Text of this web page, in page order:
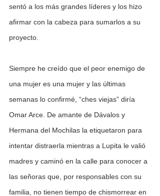
sentó a los más grandes líderes y los hizo
afirmar con la cabeza para sumarlos a su
proyecto.
Siempre he creído que el peor enemigo de
una mujer es una mujer y las últimas
semanas lo confirmé, “ches viejas” diría
Omar Arce. De amante de Dávalos y
Hermana del Mochilas la etiquetaron para
intentar distraerla mientras a Lupita le valió
madres y caminó en la calle para conocer a
las señoras que, por responsables con su
familia, no tienen tiempo de chismorrear en